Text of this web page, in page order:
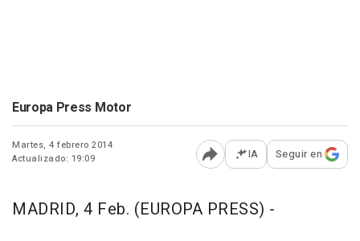
Europa Press Motor
Martes, 4 febrero 2014
Actualizado: 19:09
Abrir opciones para
IA Seguir en
MADRID, 4 Feb. (EUROPA PRESS) -